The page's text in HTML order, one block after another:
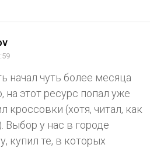
начал чуть более месяца
на этот ресурс попал уже
кроссовки (хотя, читал, как
Выбор у нас в городе
купил те, в которых